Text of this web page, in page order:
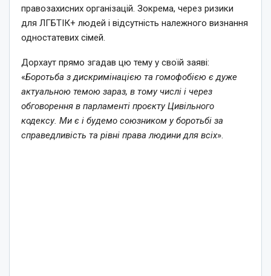
правозахисних організацій. Зокрема, через ризики
для ЛГБТІК+ людей і відсутність належного визнання
одностатевих сімей.
Дорхаут прямо згадав цю тему у своїй заяві:
«Боротьба з дискримінацією та гомофобією є дуже
актуальною темою зараз, в тому числі і через
обговорення в парламенті проєкту Цивільного
кодексу. Ми є і будемо союзником у боротьбі за
справедливість та рівні права людини для всіх».